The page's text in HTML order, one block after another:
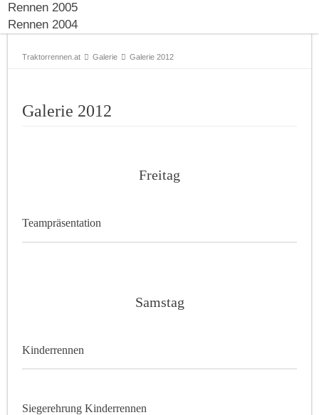
Rennen 2005
Rennen 2004
Traktorrennen.at Galerie Galerie 2012
Galerie 2012
Freitag
Teampräsentation
Samstag
Kinderrennen
Siegerehrung Kinderrennen